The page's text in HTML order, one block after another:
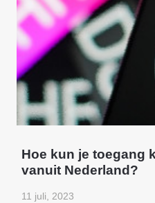
Hoe kun je toegang
vanuit Nederland?
11 juli, 2023